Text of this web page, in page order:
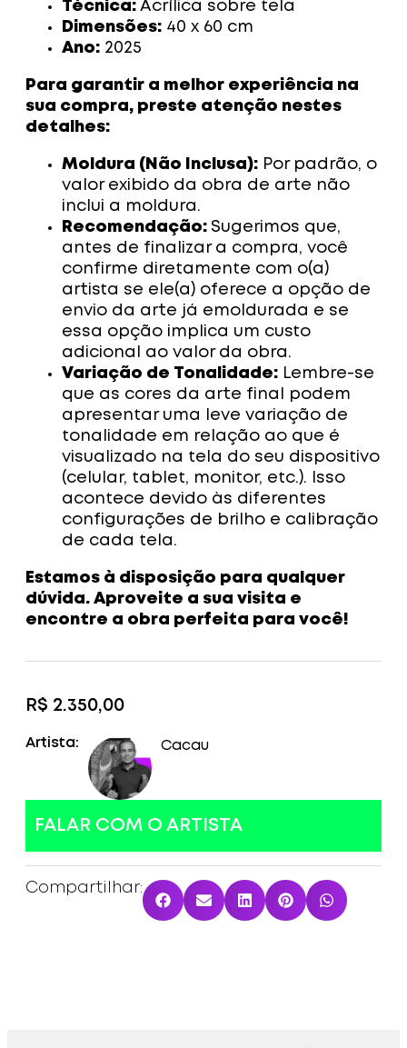
Técnica: Acrílica sobre tela
Dimensões: 40 x 60 cm
Ano: 2025
Para garantir a melhor experiência na
sua compra, preste atenção nestes
detalhes:
Moldura (Não Inclusa): Por padrão, o
valor exibido da obra de arte não
inclui a moldura.
Recomendação: Sugerimos que,
antes de finalizar a compra, você
confirme diretamente com o(a)
artista se ele(a) oferece a opção de
envio da arte já emoldurada e se
essa opção implica um custo
adicional ao valor da obra.
Variação de Tonalidade: Lembre-se
que as cores da arte final podem
apresentar uma leve variação de
tonalidade em relação ao que é
visualizado na tela do seu dispositivo
(celular, tablet, monitor, etc.). Isso
acontece devido às diferentes
configurações de brilho e calibração
de cada tela.
Estamos à disposição para qualquer
dúvida. Aproveite a sua visita e
encontre a obra perfeita para você!
R$ 2.350,00
Artista: Cacau
FALAR COM O ARTISTA
Compartilhar: